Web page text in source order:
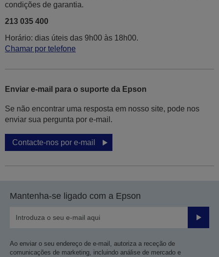
condições de garantia.
213 035 400
Horário: dias úteis das 9h00 às 18h00.
Chamar por telefone
Enviar e-mail para o suporte da Epson
Se não encontrar uma resposta em nosso site, pode nos
enviar sua pergunta por e-mail.
Contacte-nos por e-mail
Mantenha-se ligado com a Epson
Enviar
Ao enviar o seu endereço de e-mail, autoriza a receção de
comunicações de marketing, incluindo análise de mercado e